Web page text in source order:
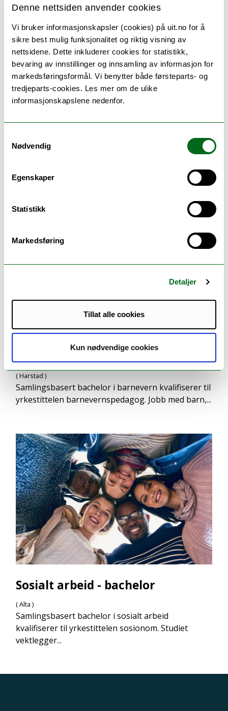
Denne nettsiden anvender cookies
Vi bruker informasjonskapsler (cookies) på uit.no for å
sikre best mulig funksjonalitet og riktig visning av
nettsidene. Dette inkluderer cookies for statistikk,
bevaring av innstillinger og innsamling av informasjon for
markedsføringsformål. Vi benytter både førsteparts- og
tredjeparts-cookies. Les mer om de ulike
informasjonskapslene nedenfor.
Nødvendig
Egenskaper
Statistikk
Markedsføring
Detaljer
Tillat alle cookies
Kun nødvendige cookies
bli barnevernspedagog. Lær hvordan du kan bidra
Barnevern - bachelor
( Harstad )
Samlingsbasert bachelor i barnevern kvalifiserer til
yrkestittelen barnevernspedagog. Jobb med barn,...
Sosialt arbeid - bachelor
( Alta )
Samlingsbasert bachelor i sosialt arbeid
kvalifiserer til yrkestittelen sosionom. Studiet
vektlegger...